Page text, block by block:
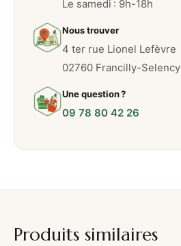
Le samedi : 9h-18h
Nous trouver
4 ter rue Lionel Lefèvre
02760 Francilly-Selency
Une question ?
09 78 80 42 26
Produits similaires